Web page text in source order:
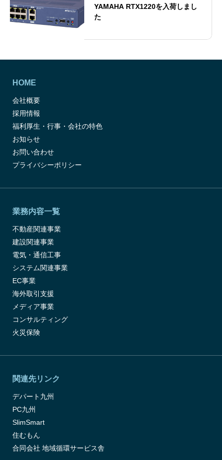
YAMAHA RTX1220を入荷しまし
た
HOME
会社概要
採用情報
福利厚生・行事・会社の特色
お知らせ
お問い合わせ
プライバシーポリシー
業務内容一覧
不動産関連事業
建設関連事業
電気・通信工事
システム関連事業
EC事業
海外取引支援
メディア事業
コンサルティング
火災保険
関連先リンク
デパート九州
PC九州
SlimSmart
住むもん
合同会社 地域循環サービス舎